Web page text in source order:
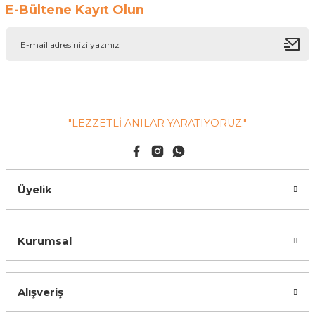
E-Bültene Kayıt Olun
"LEZZETLİ ANILAR YARATIYORUZ."
Üyelik
Kurumsal
Alışveriş